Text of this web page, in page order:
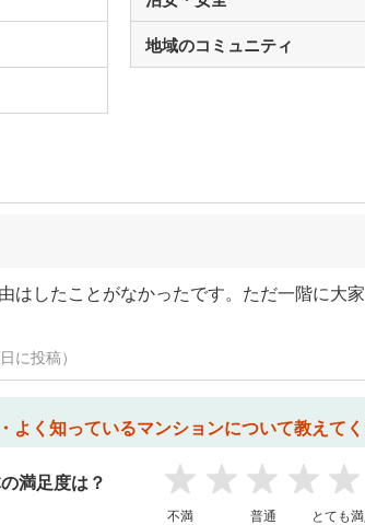
地域のコミュニティ
したことがなかったです。ただ一階に大
に投稿）
よく知っているマンションについて教えて
満足度は？
1 2 3 4 5
不満 普通 とても